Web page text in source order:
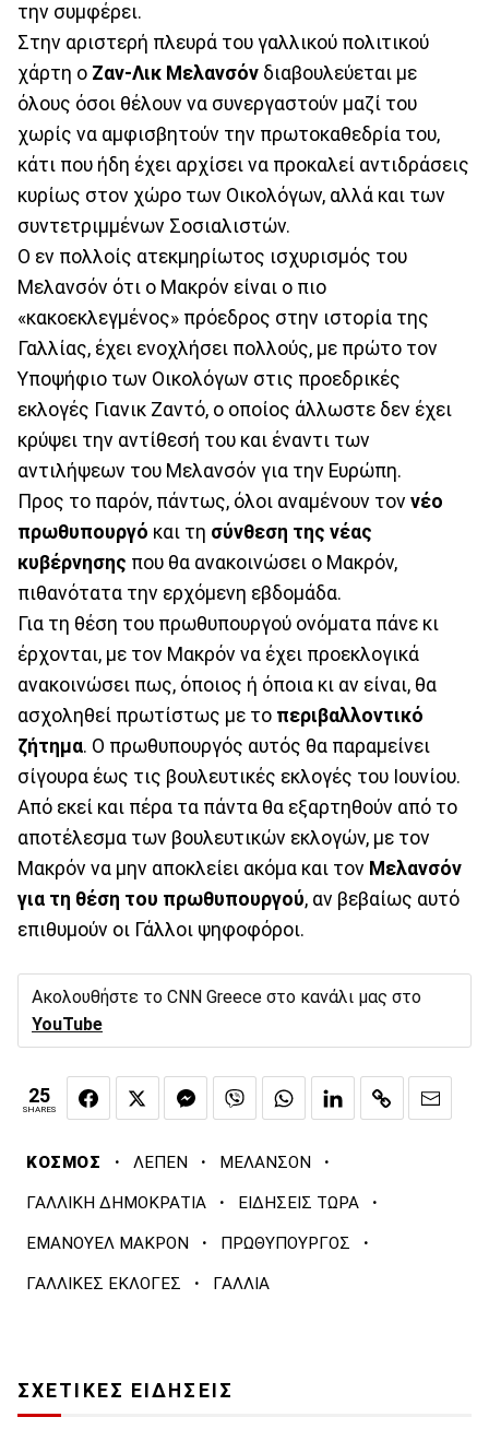
την συμφέρει.
Στην αριστερή πλευρά του γαλλικού πολιτικού
χάρτη ο Ζαν-Λικ Μελανσόν διαβουλεύεται με
όλους όσοι θέλουν να συνεργαστούν μαζί του
χωρίς να αμφισβητούν την πρωτοκαθεδρία του,
κάτι που ήδη έχει αρχίσει να προκαλεί αντιδράσεις
κυρίως στον χώρο των Οικολόγων, αλλά και των
συντετριμμένων Σοσιαλιστών.
Ο εν πολλοίς ατεκμηρίωτος ισχυρισμός του
Μελανσόν ότι ο Μακρόν είναι ο πιο
«κακοεκλεγμένος» πρόεδρος στην ιστορία της
Γαλλίας, έχει ενοχλήσει πολλούς, με πρώτο τον
Υποψήφιο των Οικολόγων στις προεδρικές
εκλογές Γιανικ Ζαντό, ο οποίος άλλωστε δεν έχει
κρύψει την αντίθεσή του και έναντι των
αντιλήψεων του Μελανσόν για την Ευρώπη.
Προς το παρόν, πάντως, όλοι αναμένουν τον νέο
πρωθυπουργό και τη σύνθεση της νέας
κυβέρνησης που θα ανακοινώσει ο Μακρόν,
πιθανότατα την ερχόμενη εβδομάδα.
Για τη θέση του πρωθυπουργού ονόματα πάνε κι
έρχονται, με τον Μακρόν να έχει προεκλογικά
ανακοινώσει πως, όποιος ή όποια κι αν είναι, θα
ασχοληθεί πρωτίστως με το περιβαλλοντικό
ζήτημα. Ο πρωθυπουργός αυτός θα παραμείνει
σίγουρα έως τις βουλευτικές εκλογές του Ιουνίου.
Από εκεί και πέρα τα πάντα θα εξαρτηθούν από το
αποτέλεσμα των βουλευτικών εκλογών, με τον
Μακρόν να μην αποκλείει ακόμα και τον Μελανσόν
για τη θέση του πρωθυπουργού, αν βεβαίως αυτό
επιθυμούν οι Γάλλοι ψηφοφόροι.
Ακολουθήστε το CNN Greece στο κανάλι μας στο
YouTube
25
SHARES
ΚΟΣΜΟΣ · ΛΕΠΕΝ · ΜΕΛΑΝΣΟΝ ·
ΓΑΛΛΙΚΗ ΔΗΜΟΚΡΑΤΙΑ · ΕΙΔΗΣΕΙΣ ΤΩΡΑ ·
ΕΜΑΝΟΥΕΛ ΜΑΚΡΟΝ · ΠΡΩΘΥΠΟΥΡΓΟΣ ·
ΓΑΛΛΙΚΕΣ ΕΚΛΟΓΕΣ · ΓΑΛΛΙΑ
ΣΧΕΤΙΚΕΣ ΕΙΔΗΣΕΙΣ